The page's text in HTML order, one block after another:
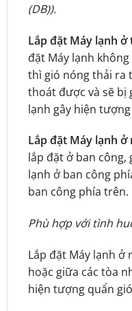
(DB)).
Lắp đặt Máy lạnh ở
đặt Máy lạnh
thì gió nóng thải ra
thoát được và sẽ bị
lạnh gây hiện
Lắp đặt Máy lạnh ở
lắp đặt ở ban công,
lạnh ở ban công
ban công phía trên.
Phù hợp với tình
Lắp đặt Máy lạnh
hoặc giữa các tòa
hiện tượng quẩn